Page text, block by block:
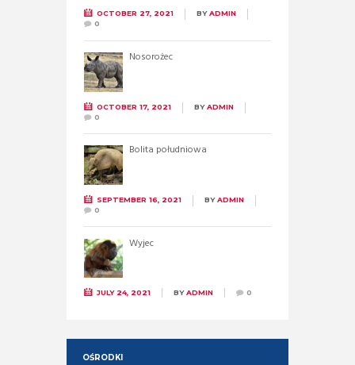
OCTOBER 27, 2021 BYADMIN
0
Nosorożec
OCTOBER 17, 2021 BYADMIN
0
Bolita południowa
SEPTEMBER 16, 2021 BYADMIN
0
Wyjec
JULY 24, 2021 BYADMIN 0
OŚRODKI